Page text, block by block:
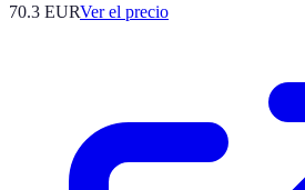
70.3 EURVer el precio